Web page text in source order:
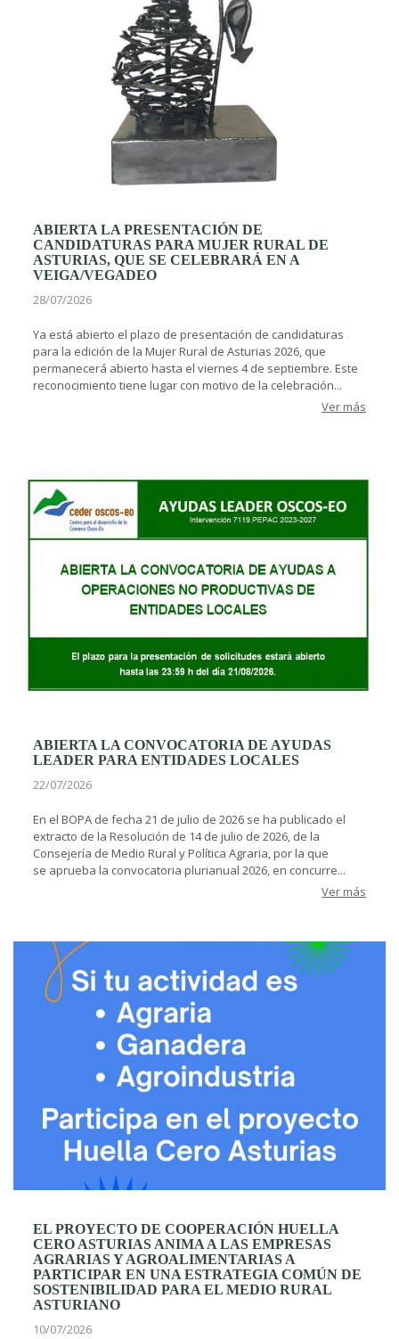
ABIERTA LA PRESENTACIÓN DE
CANDIDATURAS PARA MUJER RURAL DE
ASTURIAS, QUE SE CELEBRARÁ EN A
VEIGA/VEGADEO
28/07/2026
Ya está abierto el plazo de presentación de candidaturas
para la edición de la Mujer Rural de Asturias 2026, que
permanecerá abierto hasta el viernes 4 de septiembre. Este
reconocimiento tiene lugar con motivo de la celebración...
Ver más
ABIERTA LA CONVOCATORIA DE AYUDAS
LEADER PARA ENTIDADES LOCALES
22/07/2026
En el BOPA de fecha 21 de julio de 2026 se ha publicado el
extracto de la Resolución de 14 de julio de 2026, de la
Consejería de Medio Rural y Política Agraria, por la que
se aprueba la convocatoria plurianual 2026, en concurre...
Ver más
EL PROYECTO DE COOPERACIÓN HUELLA
CERO ASTURIAS ANIMA A LAS EMPRESAS
AGRARIAS Y AGROALIMENTARIAS A
PARTICIPAR EN UNA ESTRATEGIA COMÚN DE
SOSTENIBILIDAD PARA EL MEDIO RURAL
ASTURIANO
10/07/2026